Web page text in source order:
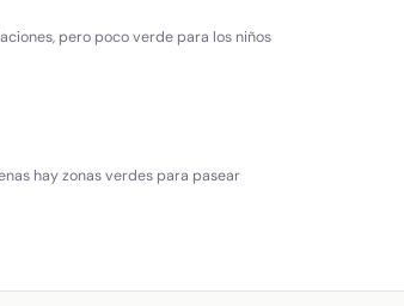
pero poco verde para los niños
hay zonas verdes para pasear